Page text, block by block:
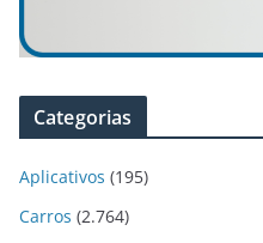
Categorias
Aplicativos (195)
Carros (2.764)